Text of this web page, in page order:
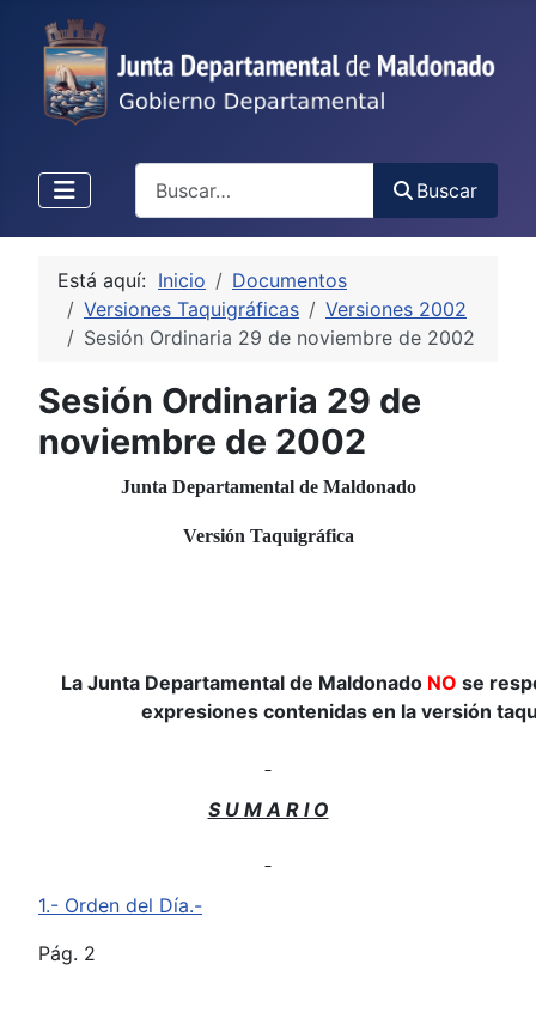
Buscar
Está aquí: Inicio
Documentos
Versiones Taquigráficas
Versiones 2002
Sesión Ordinaria 29 de noviembre de 2002
Sesión Ordinaria 29 de
noviembre de 2002
Junta Departamental de Maldonado
Versión Taquigráfica
La Junta Departamental de Maldonado NO se
expresiones contenidas en la versión
S U M A R I O
1.- Orden del Día.-
Pág. 2